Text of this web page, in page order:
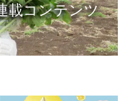
コンテンツ